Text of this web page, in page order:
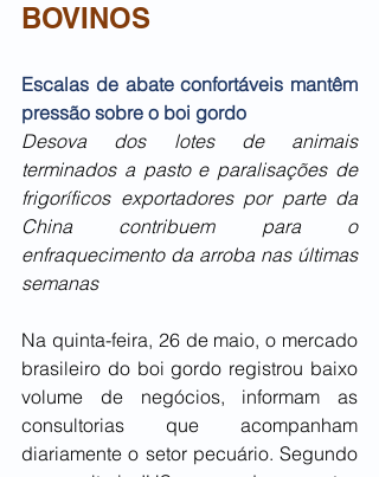
BOVINOS
Escalas de abate confortáveis mantêm
pressão sobre o boi gordo
Desova dos lotes de animais
terminados a pasto e paralisações de
frigoríficos exportadores por parte da
China contribuem para o
enfraquecimento da arroba nas últimas
semanas
Na quinta-feira, 26 de maio, o mercado
brasileiro do boi gordo registrou baixo
volume de negócios, informam as
consultorias que acompanham
diariamente o setor pecuário. Segundo